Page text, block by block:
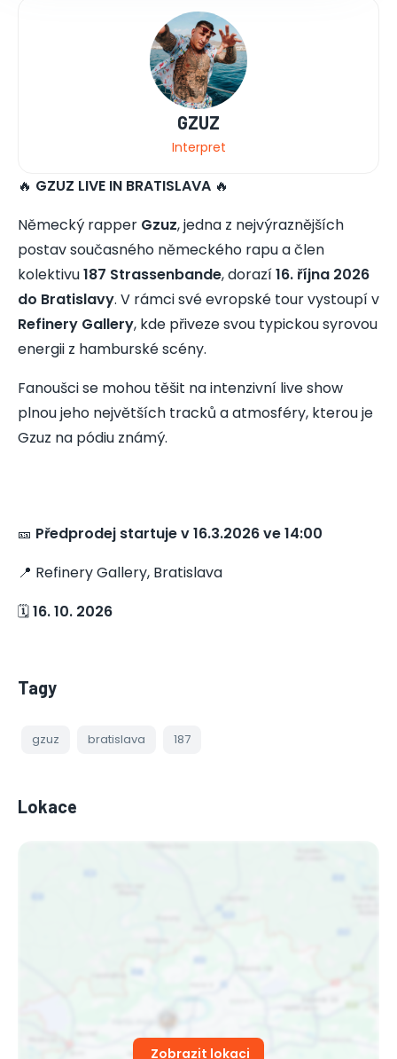
GZUZ
Interpret
🔥 GZUZ LIVE IN BRATISLAVA 🔥
Německý rapper Gzuz, jedna z nejvýraznějších
postav současného německého rapu a člen
kolektivu187 Strassenbande, dorazí16. října 2026
do Bratislavy. V rámci své evropské tour vystoupí v
Refinery Gallery, kde přiveze svou typickou syrovou
energii z hamburské scény.
Fanoušci se mohou těšit na intenzivní live show
plnou jeho největších tracků a atmosféry, kterou je
Gzuz na pódiu známý.
🎫 Předprodej startuje v 16.3.2026 ve 14:00
📍 Refinery Gallery, Bratislava
🗓️16. 10. 2026
Tagy
gzuz bratislava 187
Lokace
Zobrazit lokaci